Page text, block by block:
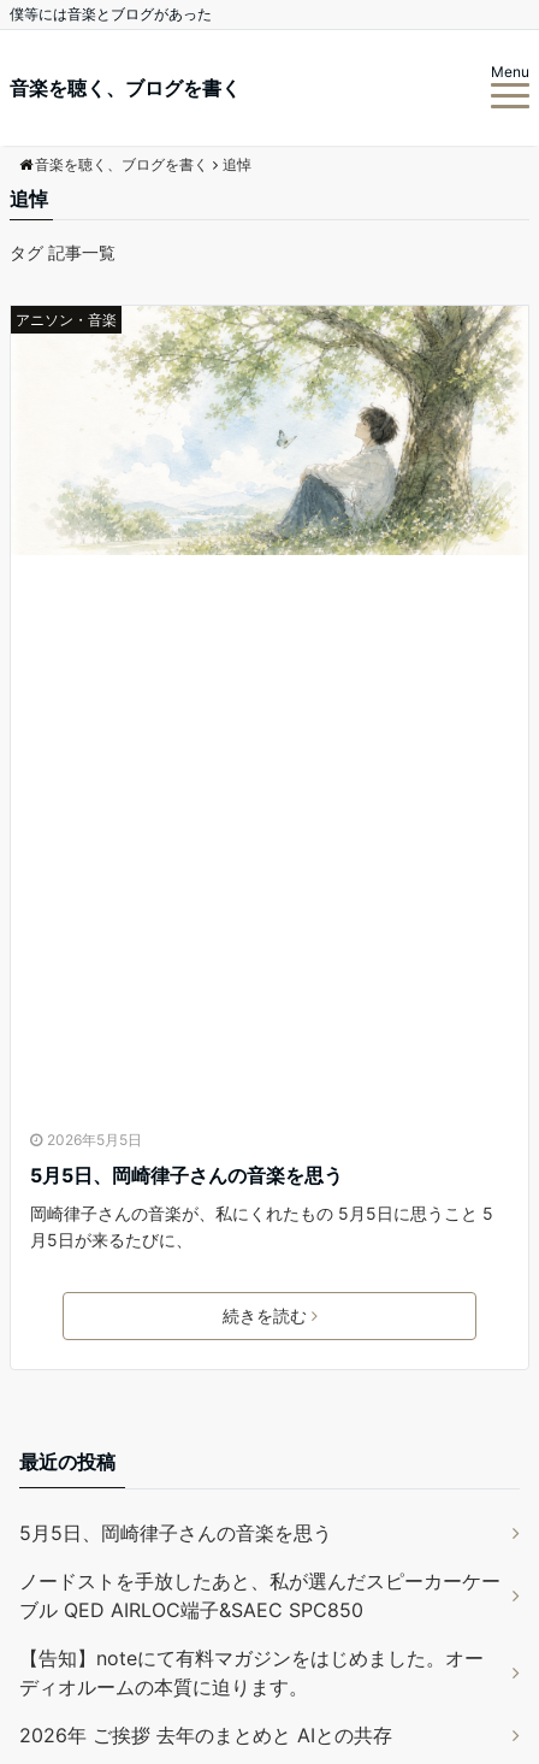
僕等には音楽とブログがあった
音楽を聴く、ブログを書く
Menu
音楽を聴く、ブログを書く 追悼
追悼
タグ 記事一覧
アニソン・音楽
2026年5月5日
5月5日、岡崎律子さんの音楽を思う
岡崎律子さんの音楽が、私にくれたもの 5月5日に思うこと 5
月5日が来るたびに、
続きを読む
最近の投稿
5月5日、岡崎律子さんの音楽を思う
ノードストを手放したあと、私が選んだスピーカーケー
ブル QED AIRLOC端子&SAEC SPC850
【告知】noteにて有料マガジンをはじめました。オー
ディオルームの本質に迫ります。
2026年 ご挨拶 去年のまとめと AIとの共存